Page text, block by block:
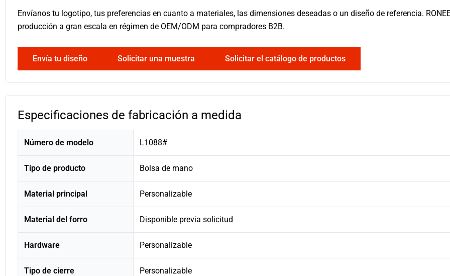
Envíanos tu logotipo, tus preferencias en cuanto a materiales, las dimensiones deseadas o un diseño de referencia.
producción a gran escala en régimen de OEM/ODM para compradores B2B.
Envía tu diseño Solicitar una muestra Solicitar el catálogo de productos
Especificaciones de fabricación a medida
Número de modelo L1088#
Tipo de producto Bolsa de mano
Material principal Personalizable
Material del forro Disponible previa solicitud
Hardware Personalizable
Tipo de cierre Personalizable